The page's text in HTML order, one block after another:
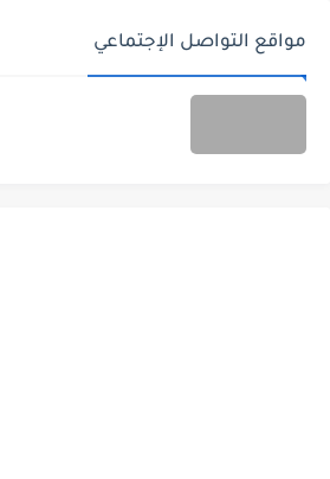
مواقع التواصل الإجتماعي